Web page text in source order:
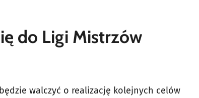
do Ligi Mistrzów
walczyć o realizację kolejnych celów